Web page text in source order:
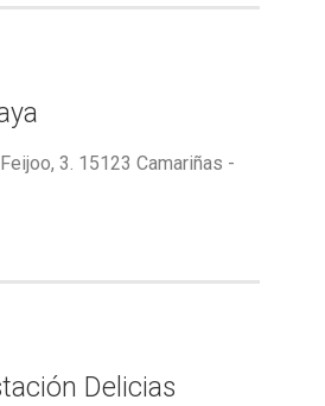
3. 15123 Camariñas -
Delicias